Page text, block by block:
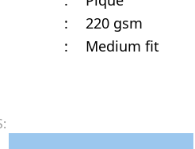
:
220 gsm
: Medium fit